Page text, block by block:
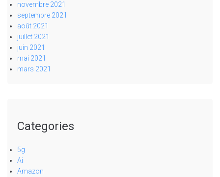
novembre 2021
septembre 2021
août 2021
juillet 2021
juin 2021
mai 2021
mars 2021
Categories
5g
Ai
Amazon